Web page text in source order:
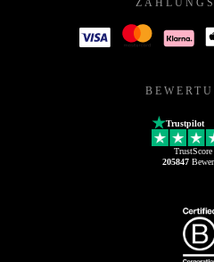
Trustpilot
TrustScore
205847